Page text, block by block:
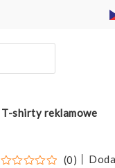
T-shirty reklamowe
(0)